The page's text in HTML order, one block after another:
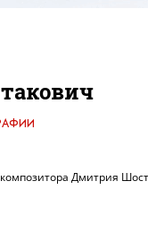
композитора Дмитрия